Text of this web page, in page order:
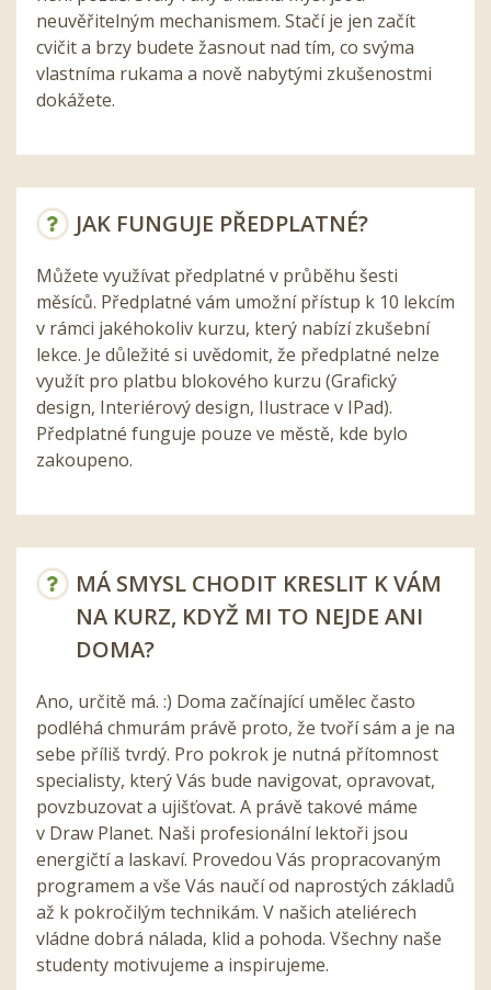
neuvěřitelným mechanismem. Stačí je jen začít
cvičit a brzy budete žasnout nad tím, co svýma
vlastníma rukama a nově nabytými zkušenostmi
dokážete.
JAK FUNGUJE PŘEDPLATNÉ?
Můžete využívat předplatné v průběhu šesti
měsíců. Předplatné vám umožní přístup k 10 lekcím
v rámci jakéhokoliv kurzu, který nabízí zkušební
lekce. Je důležité si uvědomit, že předplatné nelze
využít pro platbu blokového kurzu (Grafický
design, Interiérový design, Ilustrace v IPad).
Předplatné funguje pouze ve městě, kde bylo
zakoupeno.
MÁ SMYSL CHODIT KRESLIT K VÁM
NA KURZ, KDYŽ MI TO NEJDE ANI
DOMA?
Ano, určitě má. :) Doma začínající umělec často
podléhá chmurám právě proto, že tvoří sám a je na
sebe příliš tvrdý. Pro pokrok je nutná přítomnost
specialisty, který Vás bude navigovat, opravovat,
povzbuzovat a ujišťovat. A právě takové máme
v Draw Planet. Naši profesionální lektoři jsou
energičtí a laskaví. Provedou Vás propracovaným
programem a vše Vás naučí od naprostých základů
až k pokročilým technikám. V našich ateliérech
vládne dobrá nálada, klid a pohoda. Všechny naše
studenty motivujeme a inspirujeme.